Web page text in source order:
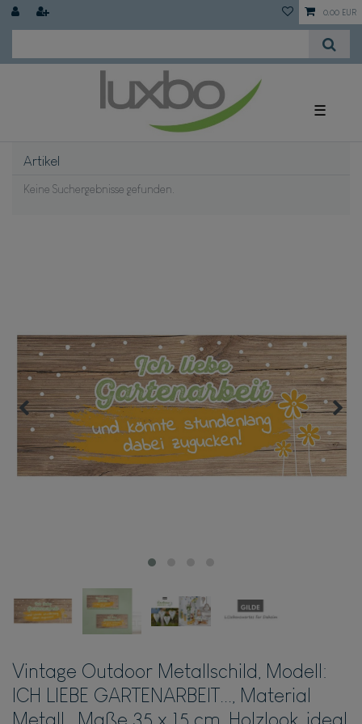
0,00 EUR
☰
Artikel
Keine Suchergebnisse gefunden.
Vintage Outdoor Metallschild, Modell:
ICH LIEBE GARTENARBEIT..., Material
Metall , Maße 35 x 15 cm, Holzlook, ideal